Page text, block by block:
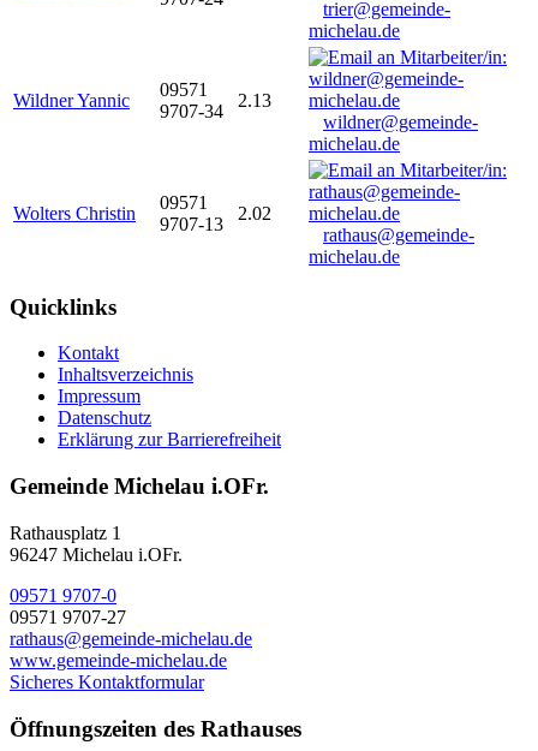
trier@gemeinde-
michelau.de
Wildner Yannic
09571
9707-34
2.13
wildner@gemeinde-
michelau.de
Wolters Christin
09571
9707-13
2.02
rathaus@gemeinde-
michelau.de
Quicklinks
Kontakt
Inhaltsverzeichnis
Impressum
Datenschutz
Erklärung zur Barrierefreiheit
Gemeinde Michelau i.OFr.
Rathausplatz 1
96247 Michelau i.OFr.
09571 9707-0
09571 9707-27
rathaus@gemeinde-michelau.de
www.gemeinde-michelau.de
Sicheres Kontaktformular
Öffnungszeiten des Rathauses